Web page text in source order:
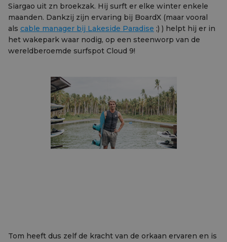
Siargao uit zn broekzak. Hij surft er elke winter enkele
maanden. Dankzij zijn ervaring bij BoardX (maar vooral
als cable manager bij Lakeside Paradise ;) ) helpt hij er in
het wakepark waar nodig, op een steenworp van de
wereldberoemde surfspot Cloud 9!
Tom heeft dus zelf de kracht van de orkaan ervaren en is